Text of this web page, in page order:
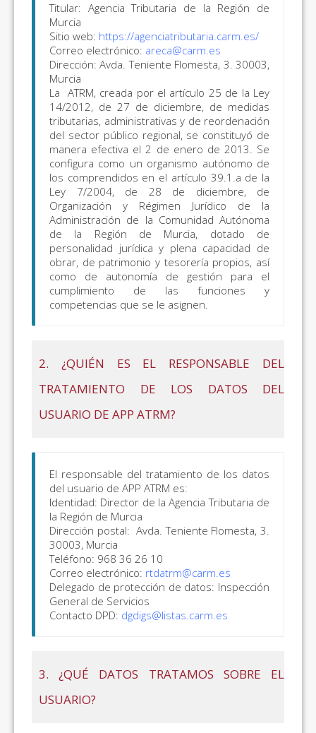
Titular: Agencia Tributaria de la Región de
Murcia
Sitio web: https://agenciatributaria.carm.es/
Correo electrónico: areca@carm.es
Dirección: Avda. Teniente Flomesta, 3. 30003,
Murcia
La ATRM, creada por el artículo 25 de la Ley
14/2012, de 27 de diciembre, de medidas
tributarias, administrativas y de reordenación
del sector público regional, se constituyó de
manera efectiva el 2 de enero de 2013. Se
configura como un organismo autónomo de
los comprendidos en el artículo 39.1.a de la
Ley 7/2004, de 28 de diciembre, de
Organización y Régimen Jurídico de la
Administración de la Comunidad Autónoma
de la Región de Murcia, dotado de
personalidad jurídica y plena capacidad de
obrar, de patrimonio y tesorería propios, así
como de autonomía de gestión para el
cumplimiento de las funciones y
competencias que se le asignen.
2. ¿QUIÉN ES EL RESPONSABLE DEL
TRATAMIENTO DE LOS DATOS DEL
USUARIO DE APP ATRM?
El responsable del tratamiento de los datos
del usuario de APP ATRM es:
Identidad: Director de la Agencia Tributaria de
la Región de Murcia
Dirección postal: Avda. Teniente Flomesta, 3.
30003, Murcia
Teléfono: 968 36 26 10
Correo electrónico: rtdatrm@carm.es
Delegado de protección de datos: Inspección
General de Servicios
Contacto DPD: dgdigs@listas.carm.es
3. ¿QUÉ DATOS TRATAMOS SOBRE EL
USUARIO?